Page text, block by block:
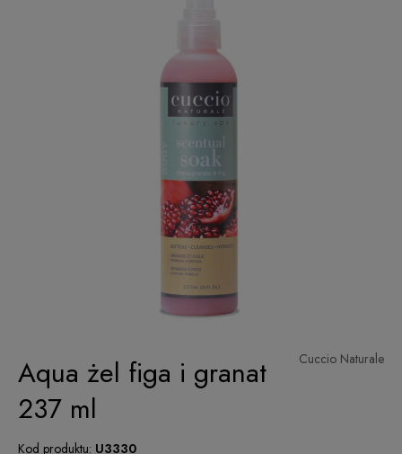
Cuccio Naturale
Aqua żel figa i granat
237 ml
Kod produktu: U3330